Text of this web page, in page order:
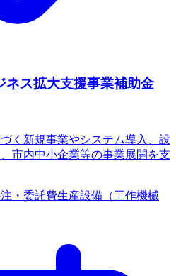
ネス拡大支援事業補助金
く新規事業やシステム導入、設
市内中小企業等の事業展開を支
・委託費生産設備（工作機械